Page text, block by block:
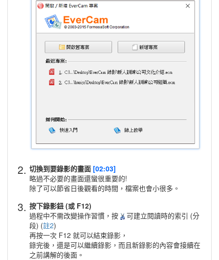
2. 切換到要錄影的畫面 [02:03]
略過不必要的畫面還蠻很重要的!
除了可以節省日後觀看的時間，檔案也會小很多。
3. 按下錄影鈕 (或 F12)
過程中不需改變操作習慣，按
可建立閱讀時的索引 (分
段) (註2)
再按一次 F12 就可以結束錄影，
錄完後，還是可以繼續錄影，而且新錄影的內容會接續在
之前講解的後面。